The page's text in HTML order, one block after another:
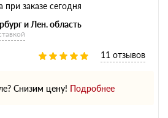
при заказе сегодня
и Лен. область
11 отзывов
Снизим цену! Подробнее